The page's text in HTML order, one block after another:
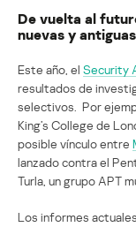
De vuelta al
nuevas y antiguas
Este año, el Security
resultados de
selectivos. Por
King’s College de
posible vínculo entre
lanzado contra el
Turla, un grupo APT
Los informes